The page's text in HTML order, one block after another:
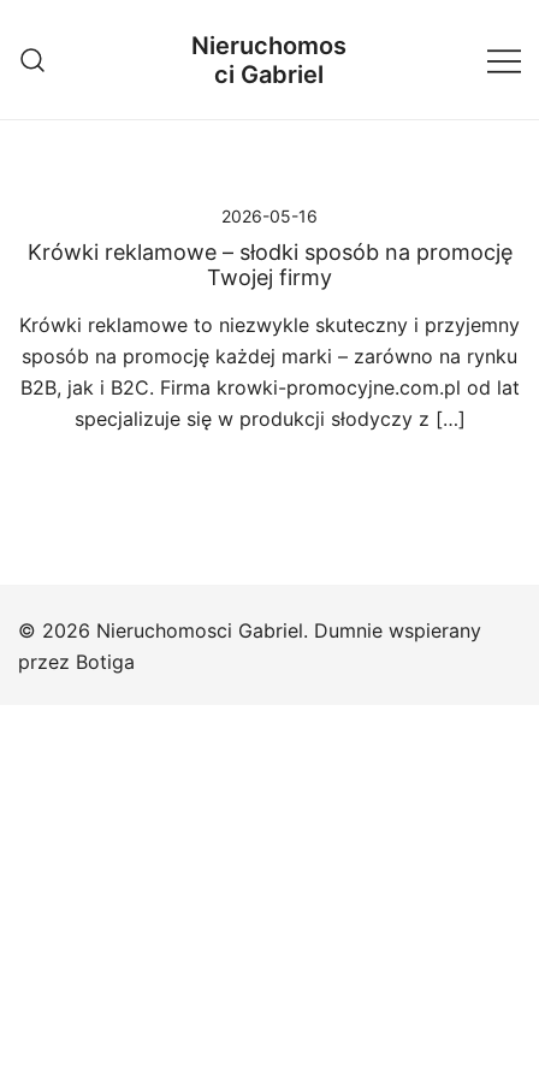
treści
Nieruchomos
ci Gabriel
2026-05-16
Krówki reklamowe – słodki sposób na promocję
Twojej firmy
Krówki reklamowe to niezwykle skuteczny i przyjemny
sposób na promocję każdej marki – zarówno na rynku
B2B, jak i B2C. Firma krowki-promocyjne.com.pl od lat
specjalizuje się w produkcji słodyczy z […]
© 2026 Nieruchomosci Gabriel. Dumnie wspierany
przez Botiga